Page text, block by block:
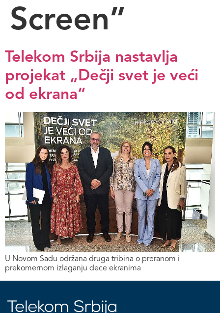
Screen”
Telekom Srbija nastavlja
projekat „Dečji svet je veći
od ekrana“
U Novom Sadu održana druga tribina o preranom i
prekomernom izlaganju dece ekranima